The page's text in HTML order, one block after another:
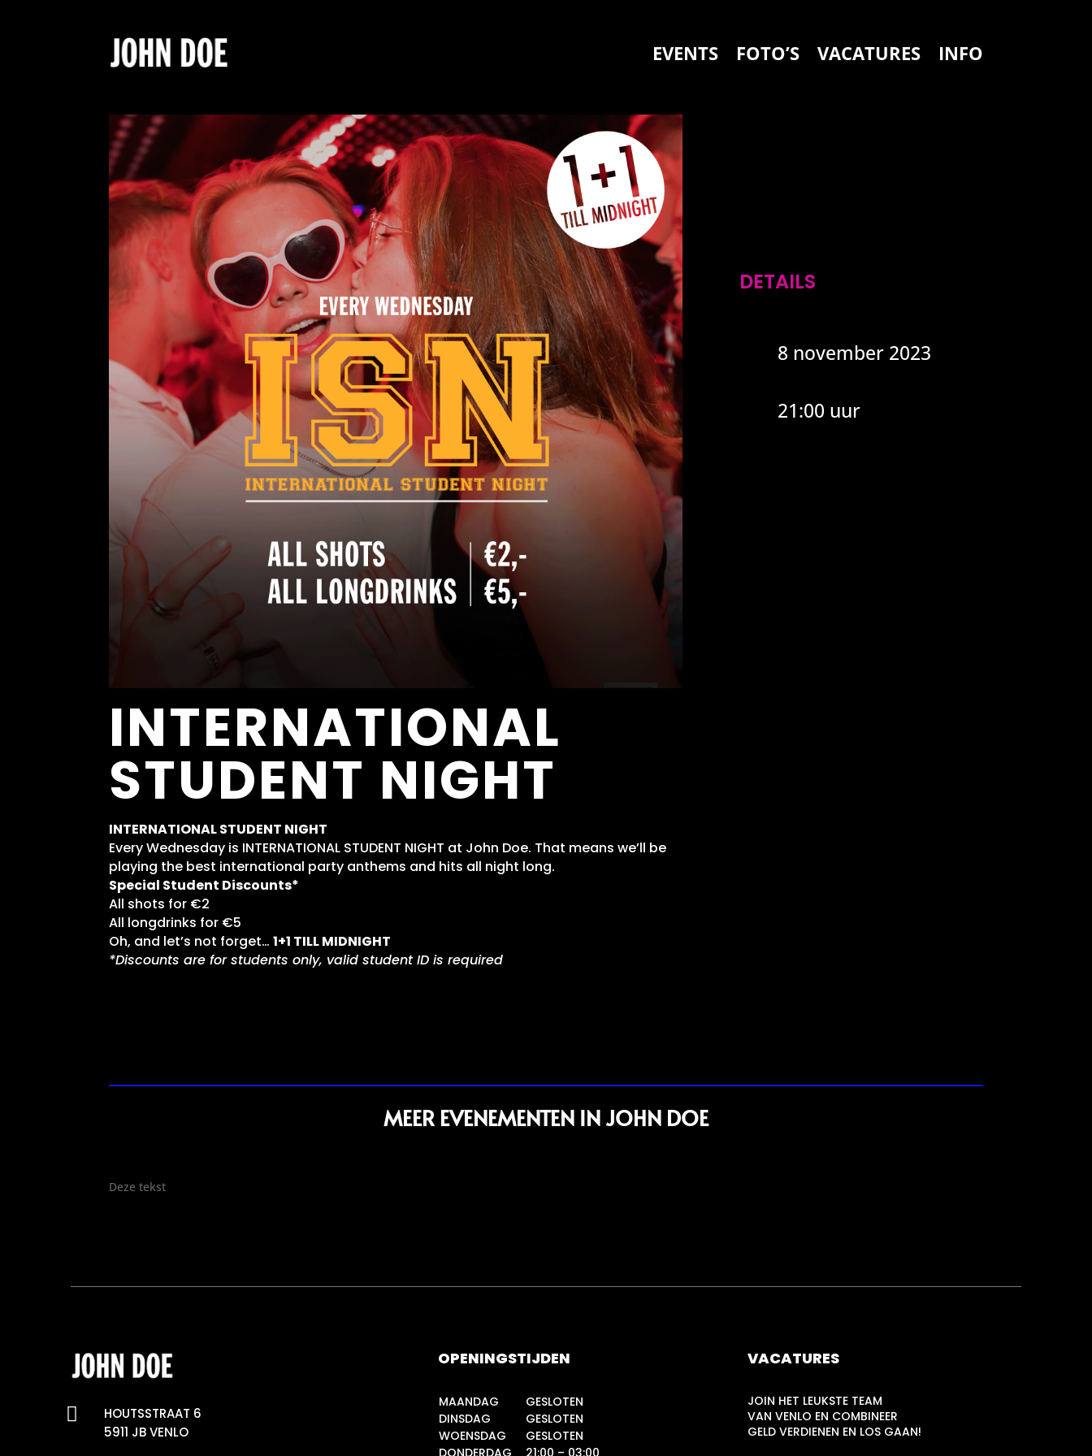
EVENTS FOTO’S VACATURES INFO
INTERNATIONAL
STUDENT NIGHT
INTERNATIONAL STUDENT NIGHT
Every Wednesday is INTERNATIONAL STUDENT NIGHT at John Doe. That means we’ll be
playing the best international party anthems and hits all night long.
Special Student Discounts*
All shots for €2
All longdrinks for €5
Oh, and let’s not forget…1+1 TILL MIDNIGHT
*Discounts are for students only, valid student ID is required
DETAILS
8 november 2023
21:00 uur
MEER EVENEMENTEN IN JOHN DOE
Deze tekst

HOUTSSTRAAT 6
5911 JB VENLO
OPENINGSTIJDEN
MAANDAG
GESLOTEN
DINSDAG
GESLOTEN
WOENSDAG
GESLOTEN
DONDERDAG
21:00 – 03:00
VACATURES
JOIN HET LEUKSTE TEAM
VAN VENLO EN COMBINEER
GELD VERDIENEN EN LOS GAAN!